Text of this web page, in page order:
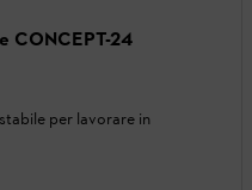
CONCEPT-24
per lavorare in